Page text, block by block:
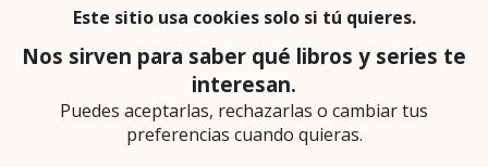
privacidad
En calidad de afiliado de Amazon obtengo
ingresos por las compras adscritas que